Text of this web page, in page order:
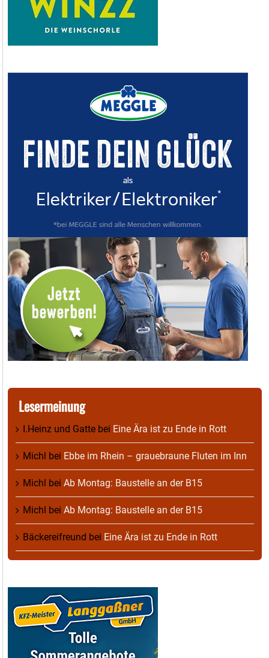
Lesermeinung
I.Heinz und Gatte bei Eine Ära ist zu Ende in Rott
Michl bei Ebbe im Rhein – grauebraune Fluten im Inn
Michl bei Ab Montag: Baustelle an der B15
Michl bei Ab Montag: Baustelle an der B15
Bäckereifreund bei Eine Ära ist zu Ende in Rott